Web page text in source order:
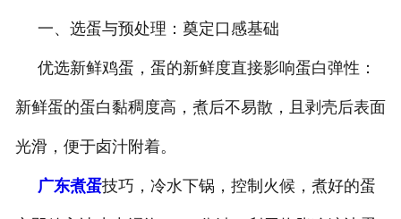
一、选蛋与预处理：奠定口感基础
优选新鲜鸡蛋，蛋的新鲜度直接影响蛋白弹性：
新鲜蛋的蛋白黏稠度高，煮后不易散，且剥壳后表面
光滑，便于卤汁附着。
广东煮蛋技巧，冷水下锅，控制火候，煮好的蛋